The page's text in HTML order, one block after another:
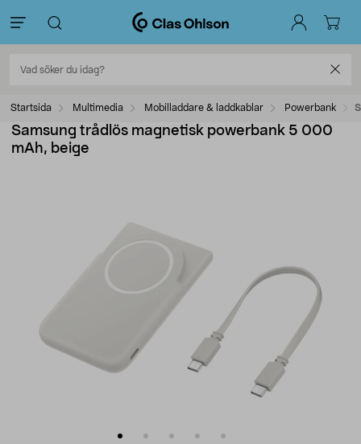
Startsida Multimedia Mobilladdare & laddkablar Powerbank
Samsung trådlös magnetisk powerbank 5 000
mAh, beige